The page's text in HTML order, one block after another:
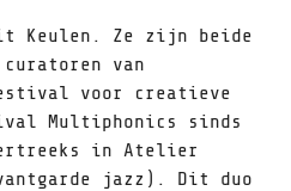
Keulen. Ze zijn beide
van
voor creatieve
Multiphonics sinds
in Atelier
jazz). Dit duo